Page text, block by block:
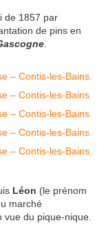
de 1857 par
de pins en
Léon (le prénom
marché
du pique-nique.